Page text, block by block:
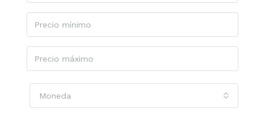
Moneda